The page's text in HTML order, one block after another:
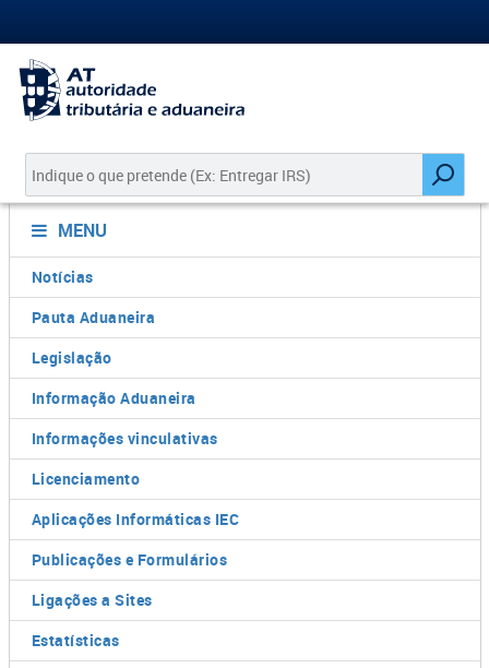
MENU
Notícias
Pauta Aduaneira
Legislação
Informação Aduaneira
Informações vinculativas
Licenciamento
Aplicações Informáticas IEC
Publicações e Formulários
Ligações a Sites
Estatísticas